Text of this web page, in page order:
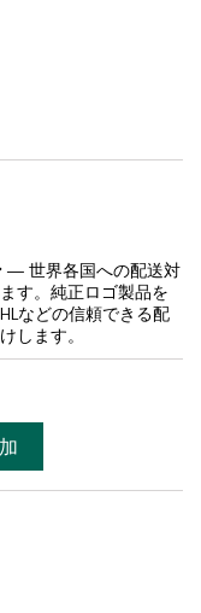
— 世界各国への配送対
す。純正ロゴ製品を
などの信頼できる配
します。